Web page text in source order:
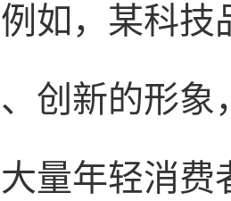
如，某科
创新的形
量年轻消费